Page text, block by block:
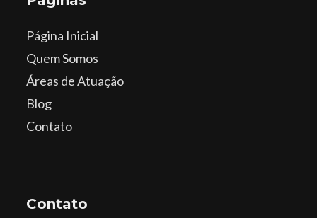
Página Inicial
Quem Somos
Áreas de Atuação
Blog
Contato
Contato